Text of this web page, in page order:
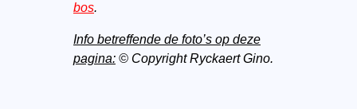
bos.
Info betreffende de foto’s op deze
pagina:© Copyright Ryckaert Gino.